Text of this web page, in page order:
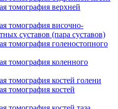
томография верхней
томография височно-
суставов (пара суставов)
томография голеностопного
томография коленного
томография костей голени
томография костей